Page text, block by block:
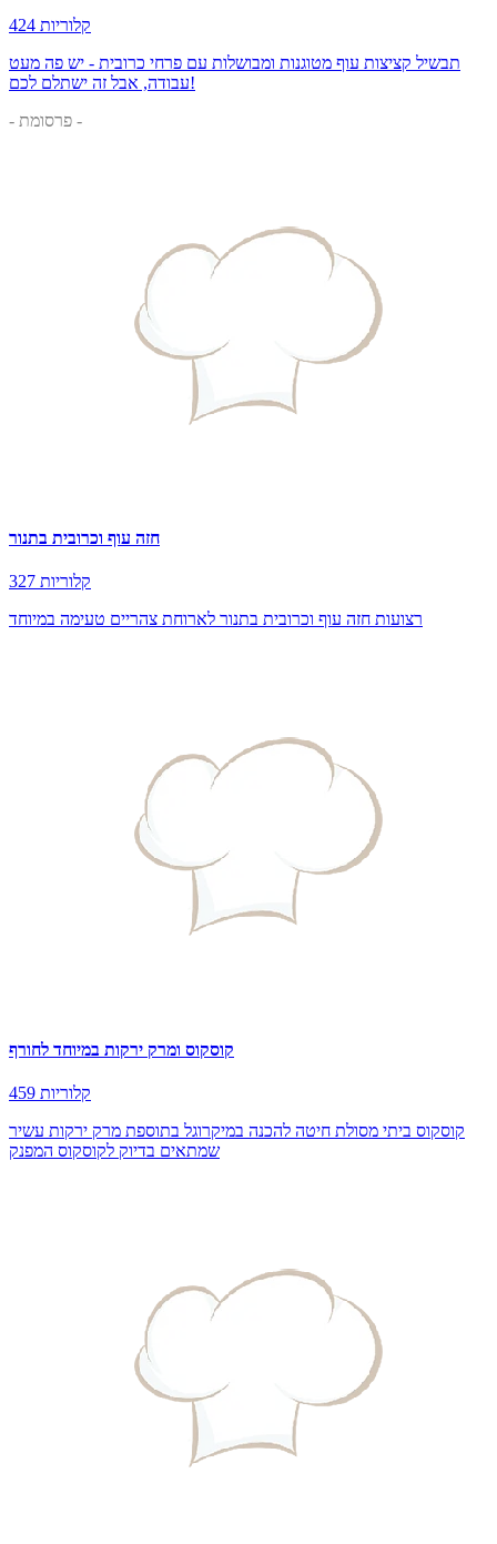
424 קלוריות
תבשיל קציצות עוף מטוגנות ומבושלות עם פרחי כרובית - יש פה מעט
עבודה, אבל זה ישתלם לכם!
- פרסומת -
חזה עוף וכרובית בתנור
327 קלוריות
רצועות חזה עוף וכרובית בתנור לארוחת צהריים טעימה במיוחד
קוסקוס ומרק ירקות במיוחד לחורף
459 קלוריות
קוסקוס ביתי מסולת חיטה להכנה במיקרוגל בתוספת מרק ירקות עשיר
שמתאים בדיוק לקוסקוס המפנק